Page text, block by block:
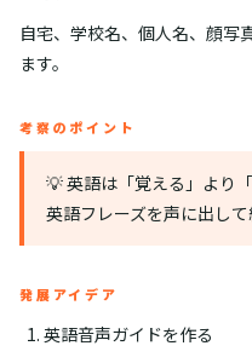
自宅、学校名、個人名、顔写
ます。
考察のポイント
💡 英語は「覚える」より
英語フレーズを声に出して
発展アイデア
英語音声ガイドを作る